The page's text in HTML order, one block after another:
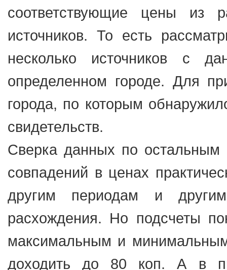
соответствующие цены из
источников. То есть
несколько источников с
определенном городе. Для
города, по которым
свидетельств.
Сверка данных по остальным
совпадений в ценах
другим периодам и
расхождения. Но подсчеты
максимальным и
доходить до 80 коп. А в